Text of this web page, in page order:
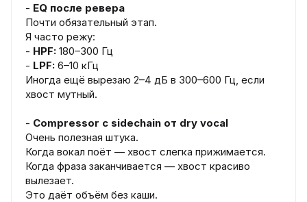
- EQ после ревера
Почти обязательный этап.
Я часто режу:
- HPF: 180–300 Гц
- LPF: 6–10 кГц
Иногда ещё вырезаю 2–4 дБ в 300–600 Гц, если
хвост мутный.
- Compressor с sidechain от dry vocal
Очень полезная штука.
Когда вокал поёт — хвост слегка прижимается.
Когда фраза заканчивается — хвост красиво
вылезает.
Это даёт объём без каши.